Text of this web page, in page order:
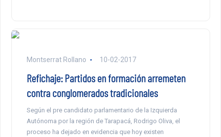
Montserrat Rollano 10-02-2017
Refichaje: Partidos en formación arremeten
contra conglomerados tradicionales
Según el pre candidato parlamentario de la Izquierda
Autónoma por la región de Tarapacá, Rodrigo Oliva, el
proceso ha dejado en evidencia que hoy existen